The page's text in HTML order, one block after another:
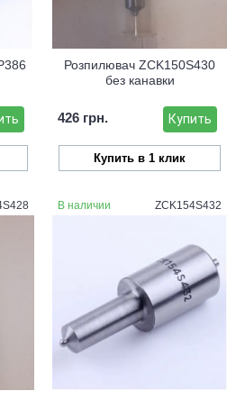
Розпилювач ZCK150S430
без канавки
426 грн. Купить
Купить в 1 клик
В наличии ZCK154S432